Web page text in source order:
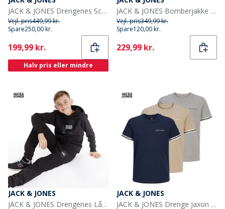
JACK & JONES Drengenes Scripted Tracksuit Blå Blazer
Vejl. pris449,99 kr.
Spare250,00 kr.
Current
199,99 kr.
Halv pris eller mindre
JACK & JONES Bomberjakke til Drenge Sort
Vejl. pris349,99 kr.
Spare120,00 kr.
Current
229,99 kr.
JACK & JONES
JACK & JONES Drengenes Lås Træningsdragt Sort
JACK & JONES
JACK & JONES Drenge Jaxon T-shirts Flerfarvet